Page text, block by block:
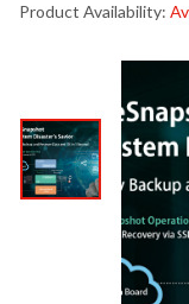
Product Availability: